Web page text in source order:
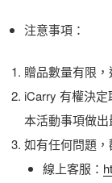
注意事項：
贈品數量有限
iCarry 有權決
本活動事項做出
如有任何問題，
線上客服：